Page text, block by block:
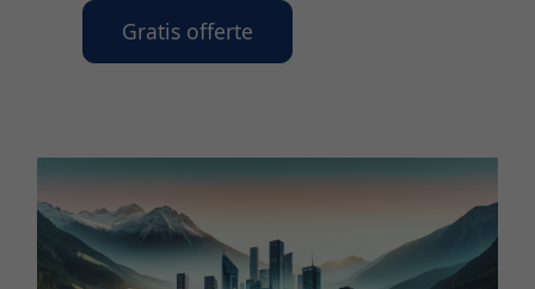
Gratis offerte